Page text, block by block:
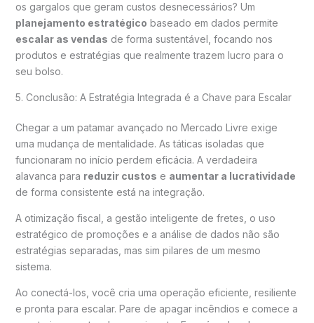
os gargalos que geram custos desnecessários? Um
planejamento estratégico baseado em dados permite
escalar as vendas de forma sustentável, focando nos
produtos e estratégias que realmente trazem lucro para o
seu bolso.
5. Conclusão: A Estratégia Integrada é a Chave para Escalar
Chegar a um patamar avançado no Mercado Livre exige
uma mudança de mentalidade. As táticas isoladas que
funcionaram no início perdem eficácia. A verdadeira
alavanca para reduzir custos e aumentar a lucratividade
de forma consistente está na integração.
A otimização fiscal, a gestão inteligente de fretes, o uso
estratégico de promoções e a análise de dados não são
estratégias separadas, mas sim pilares de um mesmo
sistema.
Ao conectá-los, você cria uma operação eficiente, resiliente
e pronta para escalar. Pare de apagar incêndios e comece a